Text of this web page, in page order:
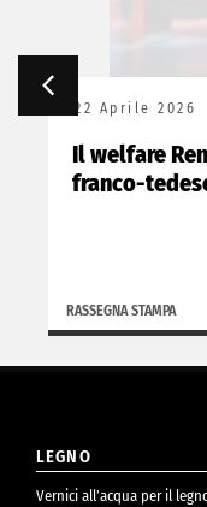
22 Aprile 2026
Il welfare
franco-
RASSEGNA STAMPA
LEGNO
Vernici all’acqua per il